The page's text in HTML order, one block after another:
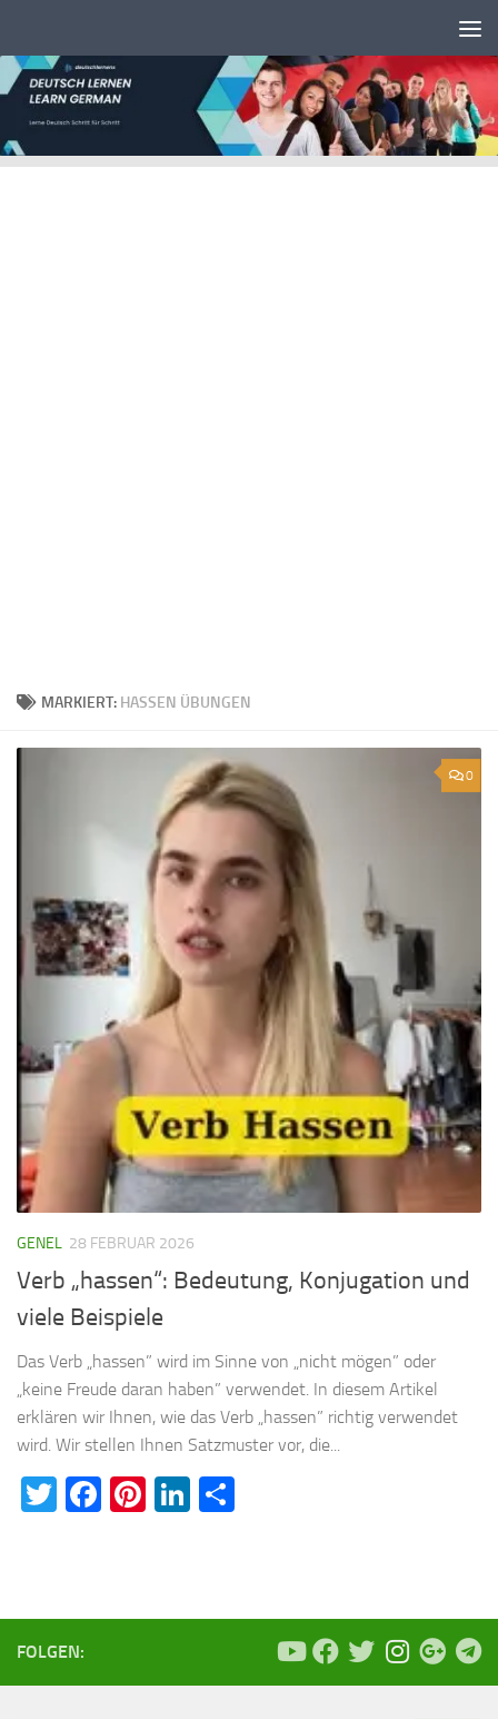
MARKIERT: HASSEN ÜBUNGEN
0
GENEL 28 FEBRUAR 2026
Verb „hassen“: Bedeutung, Konjugation und
viele Beispiele
Das Verb „hassen” wird im Sinne von „nicht mögen” oder
„keine Freude daran haben” verwendet. In diesem Artikel
erklären wir Ihnen, wie das Verb „hassen” richtig verwendet
wird. Wir stellen Ihnen Satzmuster vor, die...
Twitter
Facebook
Pinterest
LinkedIn
FOLGEN: